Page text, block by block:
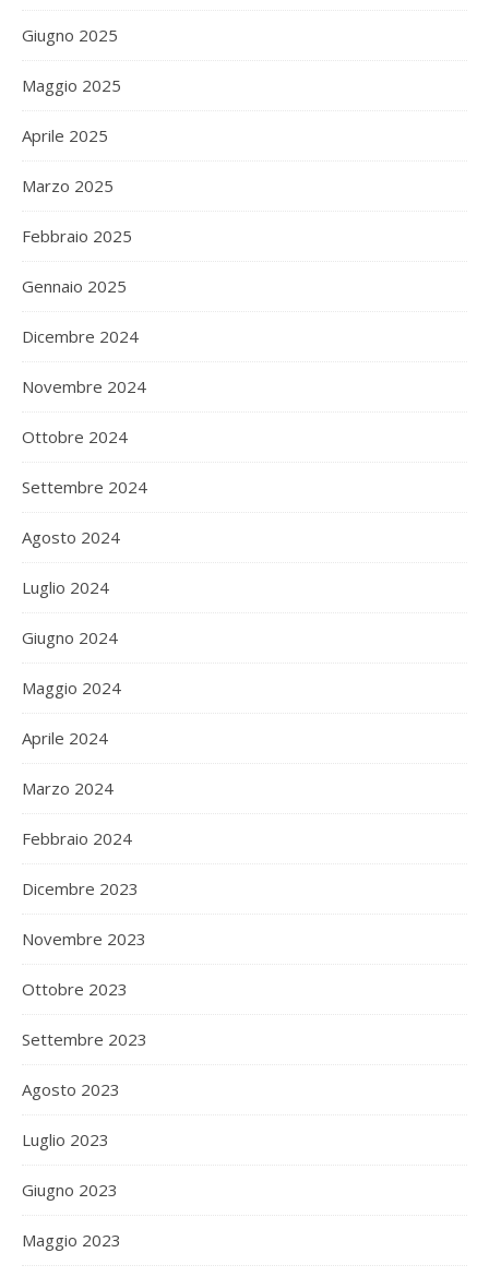
Giugno 2025
Maggio 2025
Aprile 2025
Marzo 2025
Febbraio 2025
Gennaio 2025
Dicembre 2024
Novembre 2024
Ottobre 2024
Settembre 2024
Agosto 2024
Luglio 2024
Giugno 2024
Maggio 2024
Aprile 2024
Marzo 2024
Febbraio 2024
Dicembre 2023
Novembre 2023
Ottobre 2023
Settembre 2023
Agosto 2023
Luglio 2023
Giugno 2023
Maggio 2023